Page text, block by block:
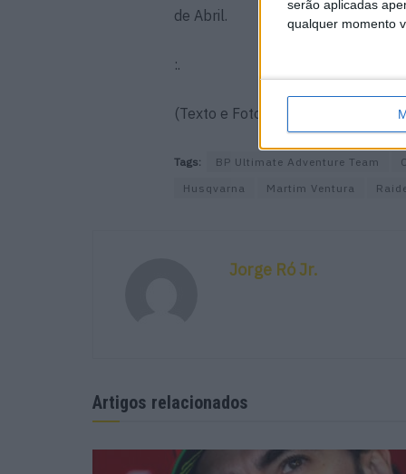
serão aplicadas
qualquer momento
de Abril.
:.
(Texto e Foto: A2 Comunicação)
Tags: BP Ultimate Adventure Team
Husqvarna
Martim Ventura
Jorge Ró Jr.
Artigos relacionados